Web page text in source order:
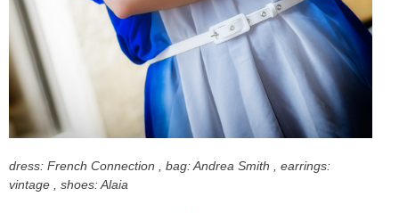
dress: French Connection , bag: Andrea Smith , earrings:
vintage , shoes: Alaia